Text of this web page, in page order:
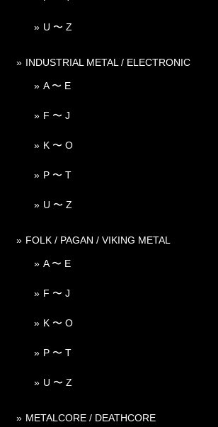
U 〜 Z
INDUSTRIAL METAL / ELECTRONIC
A 〜 E
F 〜 J
K 〜 O
P 〜 T
U 〜 Z
FOLK / PAGAN / VIKING METAL
A 〜 E
F 〜 J
K 〜 O
P 〜 T
U 〜 Z
METALCORE / DEATHCORE